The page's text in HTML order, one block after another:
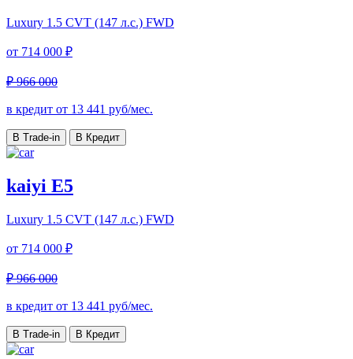
Luxury 1.5 CVT (147 л.с.) FWD
от 714 000 ₽
₽ 966 000
в кредит от 13 441 руб/мес.
В Trade-in В Кредит
kaiyi E5
Luxury 1.5 CVT (147 л.с.) FWD
от 714 000 ₽
₽ 966 000
в кредит от 13 441 руб/мес.
В Trade-in В Кредит